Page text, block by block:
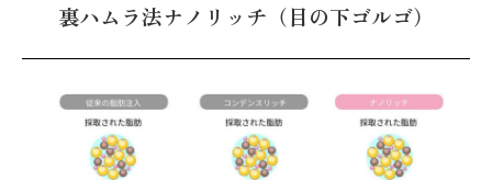
裏ハムラ法ナノリッチ（目の下ゴルゴ）